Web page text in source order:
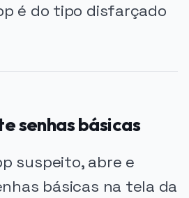
é do tipo disfarçado
senhas básicas
suspeito, abre e
básicas na tela da